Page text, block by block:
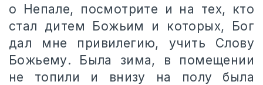
о Непале, посмотрите и на тех, кто
стал дитем Божьим и которых, Бог
дал мне привилегию, учить Слову
Божьему. Была зима, в помещении
не топили и внизу на полу была